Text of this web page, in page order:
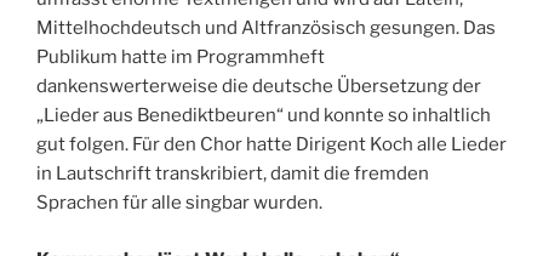
Mittelhochdeutsch und Altfranzösisch gesungen. Das
Publikum hatte im Programmheft
dankenswerterweise die deutsche Übersetzung der
„Lieder aus Benediktbeuren“ und konnte so inhaltlich
gut folgen. Für den Chor hatte Dirigent Koch alle Lieder
in Lautschrift transkribiert, damit die fremden
Sprachen für alle singbar wurden.